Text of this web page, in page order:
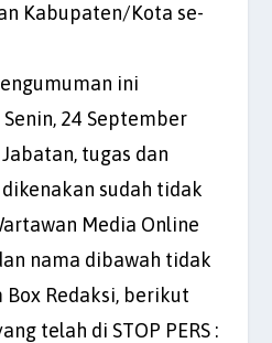
Kabupaten/Kota se-
ini
24 September
tugas dan
sudah tidak
Media Online
nama dibawah tidak
Redaksi, berikut
telah di STOP PERS :